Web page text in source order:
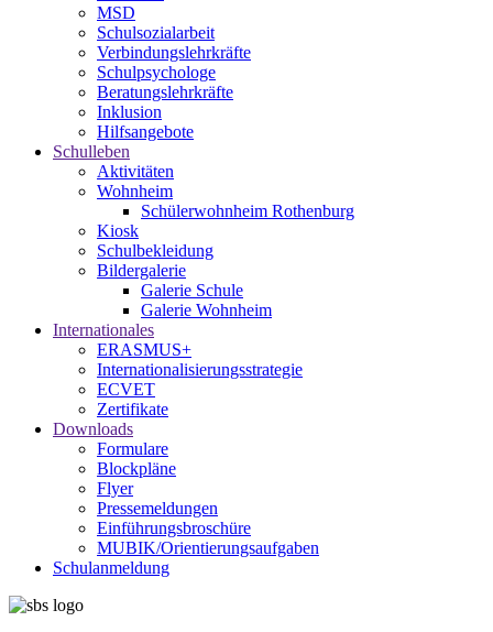
MSD
Schulsozialarbeit
Verbindungslehrkräfte
Schulpsychologe
Beratungslehrkräfte
Inklusion
Hilfsangebote
Schulleben
Aktivitäten
Wohnheim
Schülerwohnheim Rothenburg
Kiosk
Schulbekleidung
Bildergalerie
Galerie Schule
Galerie Wohnheim
Internationales
ERASMUS+
Internationalisierungsstrategie
ECVET
Zertifikate
Downloads
Formulare
Blockpläne
Flyer
Pressemeldungen
Einführungsbroschüre
MUBIK/Orientierungsaufgaben
Schulanmeldung